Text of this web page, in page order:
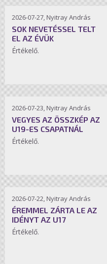
2026-07-27, Nyitray András
SOK NEVETÉSSEL TELT
EL AZ ÉVÜK
Értékelő.
2026-07-23, Nyitray András
VEGYES AZ ÖSSZKÉP AZ
U19-ES CSAPATNÁL
Értékelő.
2026-07-22, Nyitray András
ÉREMMEL ZÁRTA LE AZ
IDÉNYT AZ U17
Értékelő.